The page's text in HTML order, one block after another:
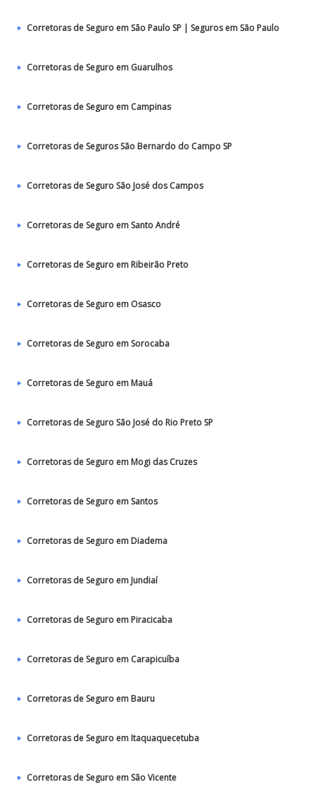
Corretoras de Seguro em São Paulo SP | Seguros em São Paulo
Corretoras de Seguro em Guarulhos
Corretoras de Seguro em Campinas
Corretoras de Seguros São Bernardo do Campo SP
Corretoras de Seguro São José dos Campos
Corretoras de Seguro em Santo André
Corretoras de Seguro em Ribeirão Preto
Corretoras de Seguro em Osasco
Corretoras de Seguro em Sorocaba
Corretoras de Seguro em Mauá
Corretoras de Seguro São José do Rio Preto SP
Corretoras de Seguro em Mogi das Cruzes
Corretoras de Seguro em Santos
Corretoras de Seguro em Diadema
Corretoras de Seguro em Jundiaí
Corretoras de Seguro em Piracicaba
Corretoras de Seguro em Carapicuíba
Corretoras de Seguro em Bauru
Corretoras de Seguro em Itaquaquecetuba
Corretoras de Seguro em São Vicente